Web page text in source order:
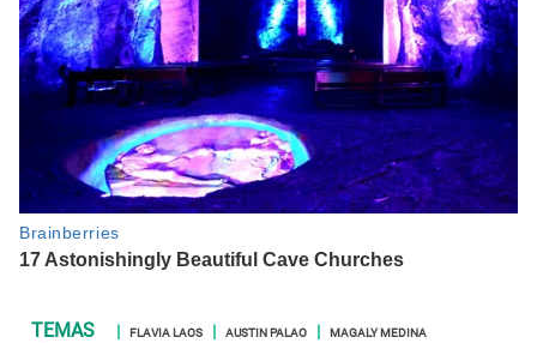
FLAVIA LAOS AUSTIN PALAO
MAGALY MEDINA